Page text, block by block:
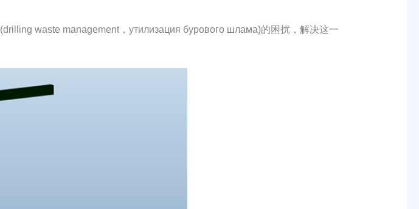
(drilling waste management，утилизация бурового шлама)的困扰，解决这一